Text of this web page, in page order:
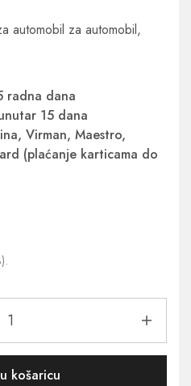
automobil za automobil,
radna dana
15 dana
Virman, Maestro,
(plaćanje karticama do
košaricu